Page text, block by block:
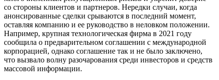
со стороны клиентов и партнеров. Нередки случаи, когда
анонсированные сделки срываются в последний момент,
оставляя компанию и ее руководство в неловком положении.
Например, крупная технологическая фирма в 2021 году
сообщила о предварительном соглашении с международной
корпорацией, однако соглашение так и не было заключено,
что вызвало волну разочарования среди инвесторов и средств
массовой информации.